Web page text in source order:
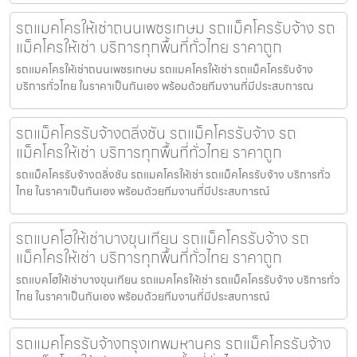
รถแมคโครให้เช่าถนนเพชรเกษม รถแม็คโครรับจ้าง รถ
แม็คโครให้เช่า บริการทุกพื้นที่ทั่วไทย ราคาถูก
รถแมคโครให้เช่าถนนเพชรเกษม รถแมคโครให้เช่า รถแม็คโครรับจ้าง
บริการทั่วไทย ในราคาเป็นกันเอง พร้อมด้วยทีมงานที่มีประสบการณ
รถแม็คโครรับจ้างตลิ่งชัน รถแม็คโครรับจ้าง รถ
แม็คโครให้เช่า บริการทุกพื้นที่ทั่วไทย ราคาถูก
รถแม็คโครรับจ้างตลิ่งชัน รถแมคโครให้เช่า รถแม็คโครรับจ้าง บริการทั่ว
ไทย ในราคาเป็นกันเอง พร้อมด้วยทีมงานที่มีประสบการณ์
รถแบคโฮให้เช่าบางขุนเทียน รถแม็คโครรับจ้าง รถ
แม็คโครให้เช่า บริการทุกพื้นที่ทั่วไทย ราคาถูก
รถแบคโฮให้เช่าบางขุนเทียน รถแมคโครให้เช่า รถแม็คโครรับจ้าง บริการทั่ว
ไทย ในราคาเป็นกันเอง พร้อมด้วยทีมงานที่มีประสบการณ์
รถแมคโครรับจ้างกรุงเทพมหานคร รถแม็คโครรับจ้าง